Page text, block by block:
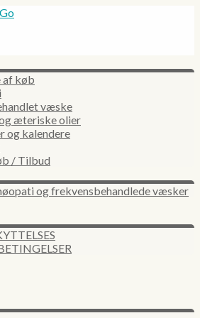
af køb
væske
æteriske olier
og kalendere
/ Tilbud
og frekvensbehandlede væsker